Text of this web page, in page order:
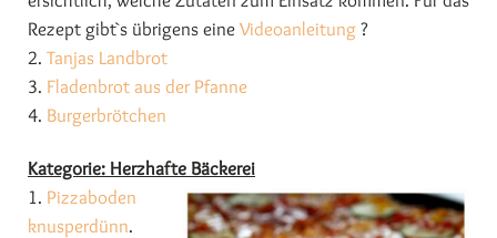
Rezept gibt`s übrigens eine Videoanleitung ?
2. Tanjas Landbrot
3. Fladenbrot aus der Pfanne
4. Burgerbrötchen
Kategorie: Herzhafte Bäckerei
1. Pizzaboden
knusperdünn.